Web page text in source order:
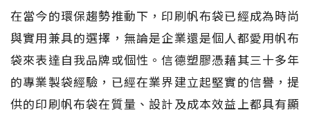
在當今的環保趨勢推動下，印刷帆布袋已經成為時尚
與實用兼具的選擇，無論是企業還是個人都愛用帆布
袋來表達自我品牌或個性。信德塑膠憑藉其三十多年
的專業製袋經驗，已經在業界建立起堅實的信譽，提
供的印刷帆布袋在質量、設計及成本效益上都具有顯